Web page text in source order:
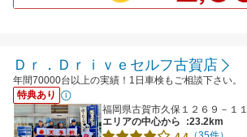
Ｄｒ．Ｄｒｉｖｅセルフ古賀店
年間70000台以上の実績！1日車検もご相談下さい。
特典あり
福岡県古賀市久保１２６９－１１
エリアの中心から
:23.2km